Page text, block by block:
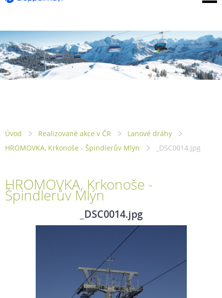
Úvod Realizované akce v ČR
Lanové dráhy
HROMOVKA, Krkonoše - Špindlerův Mlýn
_DSC0014.jpg
HROMOVKA, Krkonoše -
Špindlerův Mlýn
_DSC0014.jpg